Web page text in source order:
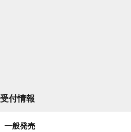
受付情報
一般発売